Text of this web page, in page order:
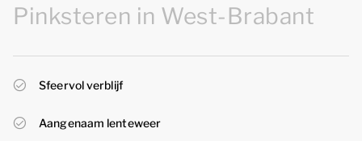
Pinksteren in West-Brabant
Sfeervol verblijf
Aangenaam lenteweer